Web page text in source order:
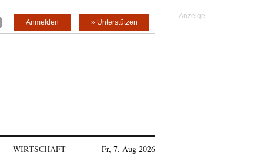
» Unterstützen
Anmelden
WIRTSCHAFT Fr, 7. Aug 2026